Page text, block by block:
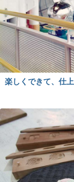
楽しくできて、仕